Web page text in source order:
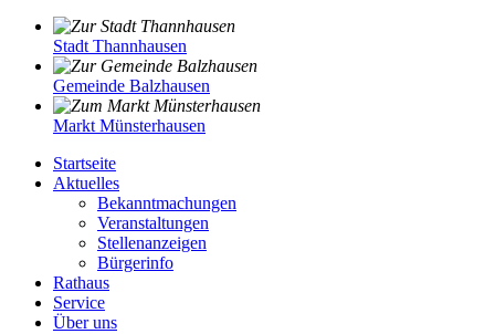
Stadt Thannhausen
Gemeinde Balzhausen
Markt Münsterhausen
Startseite
Aktuelles
Bekanntmachungen
Veranstaltungen
Stellenanzeigen
Bürgerinfo
Rathaus
Service
Über uns